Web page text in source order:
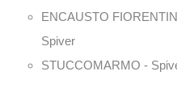
ENCAUSTO
Spiver
STUCCOMARMO -